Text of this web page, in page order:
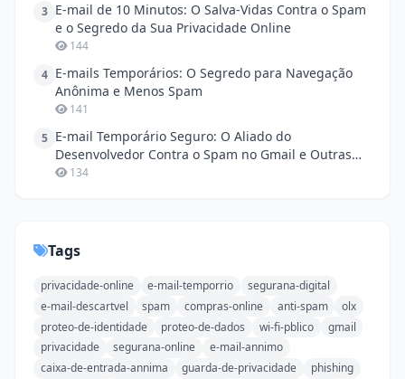
3 E-mail de 10 Minutos: O Salva-Vidas Contra o Spam
e o Segredo da Sua Privacidade Online
144
4 E-mails Temporários: O Segredo para Navegação
Anônima e Menos Spam
141
5 E-mail Temporário Seguro: O Aliado do
Desenvolvedor Contra o Spam no Gmail e Outras
Plataformas
134
Tags
privacidade-online e-mail-temporrio
segurana-digital
e-mail-descartvel
spam compras-online anti-spam
olx
proteo-de-identidade
proteo-de-dados wi-fi-pblico
gmail
privacidade
segurana-online
e-mail-annimo
caixa-de-entrada-annima
guarda-de-privacidade
phishing